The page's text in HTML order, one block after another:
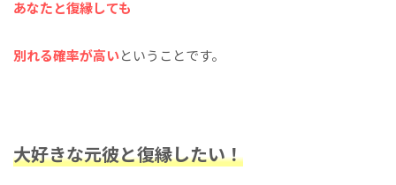
あなたと復縁しても
別れる確率が高いということです。
大好きな元彼と復縁したい！